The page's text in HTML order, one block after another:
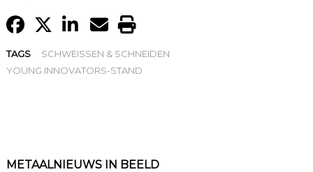
TAGS
SCHWEISSEN & SCHNEIDEN
YOUNG INNOVATORS-STAND
METAALNIEUWS IN BEELD